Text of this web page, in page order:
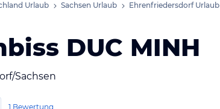
Urlaub Sachsen Urlaub Ehrenfriedersdorf Urlaub
DUC MINH
Sachsen
1 Bewertung